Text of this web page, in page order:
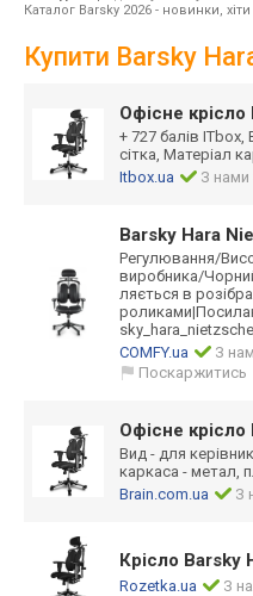
Каталог Barsky 2026 - новинки,
Купити Barsky
Офісне
+ 727 балів
сітка, Матеріал
Itbox.ua
З нами
Barsky Hara
Регулювання/Вис
виробника/Чорни
ляється в
роликами|Посила
sky_hara_nietzs
COMFY.ua
З
Поскаржитись
Офісне
Вид - для
каркаса - метал,
Brain.com.ua
З
Крісло Barsky
Rozetka.ua З